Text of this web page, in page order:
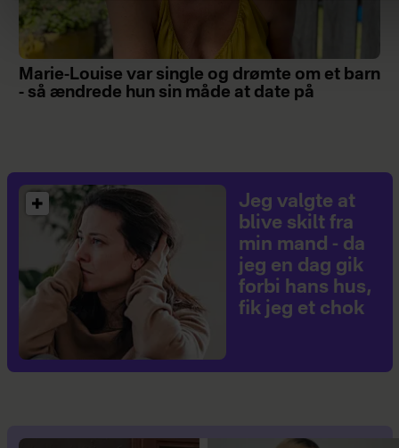
Marie-Louise var single og drømte om et barn
- så ændrede hun sin måde at date på
Jeg valgte at
blive skilt fra
min mand - da
jeg en dag gik
forbi hans hus,
fik jeg et chok